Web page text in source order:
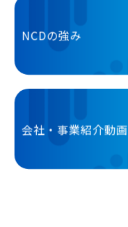
NCDの強み
会社・事業紹介動画